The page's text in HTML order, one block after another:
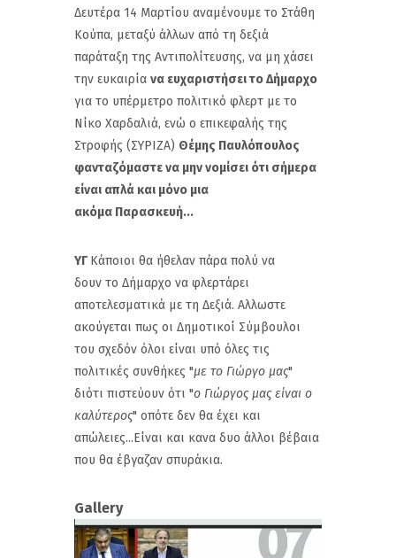
Δευτέρα 14 Μαρτίου αναμένουμε το Στάθη
Κούπα, μεταξύ άλλων από τη δεξιά
παράταξη της Αντιπολίτευσης, να μη χάσει
την ευκαιρία να ευχαριστήσει το Δήμαρχο
για το υπέρμετρο πολιτικό φλερτ με το
Νίκο Χαρδαλιά, ενώ ο επικεφαλής της
Στροφής (ΣΥΡΙΖΑ) Θέμης Παυλόπουλος
φανταζόμαστε να μην νομίσει ότι σήμερα
είναι απλά και μόνο μια
ακόμα Παρασκευή...
ΥΓΚάποιοι θα ήθελαν πάρα πολύ να
δουν το Δήμαρχο να φλερτάρει
αποτελεσματικά με τη Δεξιά. Αλλωστε
ακούγεται πως οι Δημοτικοί Σύμβουλοι
του σχεδόν όλοι είναι υπό όλες τις
πολιτικές συνθήκες "με το Γιώργο μας"
διότι πιστεύουν ότι "ο Γιώργος μας είναι ο
καλύτερος" οπότε δεν θα έχει και
απώλειες...Είναι και κανα δυο άλλοι βέβαια
που θα έβγαζαν σπυράκια.
Gallery